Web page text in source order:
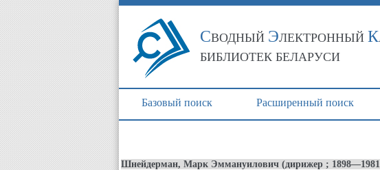
СВОДНЫЙ ЭЛЕКТРОННЫЙ К
БИБЛИОТЕК БЕЛАРУСИ
Базовый поиск Расширенный поиск
Шнейдерман, Марк Эммануилович (дирижер ;